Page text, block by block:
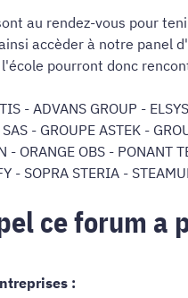
au rendez-vous pour
accèder à notre panel
pourront donc
- ADVANS GROUP -
- GROUPE ASTEK -
- ORANGE OBS - PONANT
- SOPRA STERIA -
ce forum a
: